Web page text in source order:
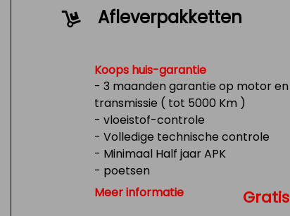
Afleverpakketten
Koops huis-garantie
- 3 maanden garantie op motor en
transmissie ( tot 5000 Km )
- vloeistof-controle
- Volledige technische controle
- Minimaal Half jaar APK
- poetsen
- Tank 1/4 vol
Meer informatie Gratis